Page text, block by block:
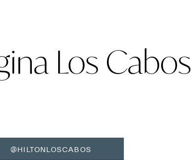
Los Cabos
@HILTONLOSCABOS